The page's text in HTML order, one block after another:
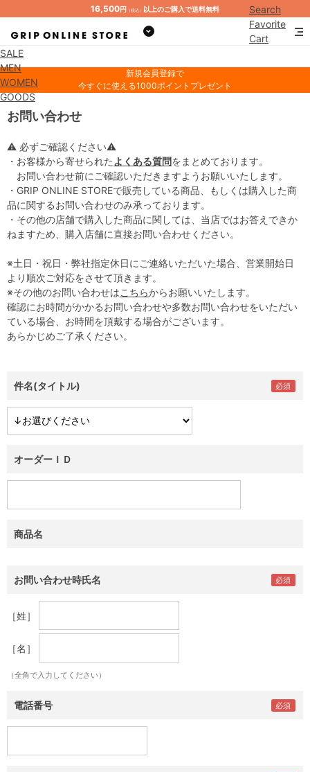
16,500円 （税込） 以上のご購入で送料無料
Search
Favorite
Cart
SALE
MEN
WOMEN
GOODS
新規会員登録で
今すぐに使える1000ポイントプレゼント
お問い合わせ
⚠ 必ずご確認ください⚠
・お客様から寄せられた よくある質問をまとめております。
お問い合わせ前にご確認いただきますようお願いいたします。
・GRIP ONLINE STOREで販売している商品、もしくは購入した商
品に関するお問い合わせのみ承っております。
・その他の店舗で購入した商品に関しては、当店ではお答えできか
ねますため、購入店舗に直接お問い合わせください。
※土日・祝日・弊社指定休日にご連絡いただいた場合、営業開始日
より順次ご対応をさせて頂きます。
※その他のお問い合わせはこちらからお願いいたします。
確認にお時間がかかるお問い合わせや多数お問い合わせをいただい
ている場合、お時間を頂戴する場合がございます。
あらかじめご了承ください。
件名(タイトル)
オーダーＩＤ
商品名
お問い合わせ時氏名
［姓］
［名］
（全角で入力してください）
電話番号